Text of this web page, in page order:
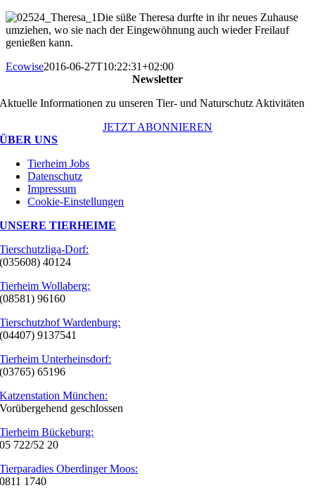
Die süße Theresa durfte in ihr neues Zuhause
umziehen, wo sie nach der Eingewöhnung auch wieder Freilauf
genießen kann.
Ecowise2016-06-27T10:22:31+02:00
Newsletter
Aktuelle Informationen zu unseren Tier- und Naturschutz Aktivitäten
JETZT ABONNIEREN
ÜBER UNS
Tierheim Jobs
Datenschutz
Impressum
Cookie-Einstellungen
UNSERE TIERHEIME
Tierschutzliga-Dorf:
(035608) 40124
Tierheim Wollaberg:
(08581) 96160
Tierschutzhof Wardenburg:
(04407) 9137541
Tierheim Unterheinsdorf:
(03765) 65196
Katzenstation München:
Vorübergehend geschlossen
Tierheim Bückeburg:
05 722/52 20
Tierparadies Oberdinger Moos:
0811 1740